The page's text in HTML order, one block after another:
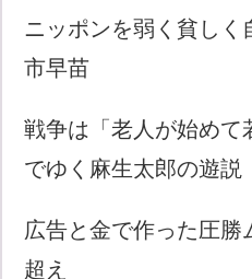
ニッポンを弱く貧しく
市早苗
戦争は「老人が始めて
でゆく麻生太郎の遊説
広告と金で作った圧勝
超え